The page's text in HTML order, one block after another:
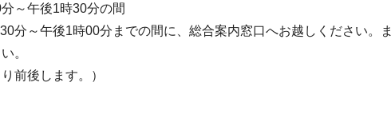
～午後1時30分の間
分～午後1時00分までの間に、総合案内窓口へお越しください。ま
。
前後します。）